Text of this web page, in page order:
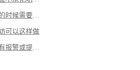
可以这样做